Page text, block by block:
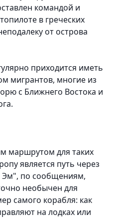
командой и
в греческих
от острова
приходится иметь
мигрантов, многие из
с Ближнего Востока и
маршрутом для таких
является путь через
по сообщениям,
необычен для
самого корабля: как
на лодках или